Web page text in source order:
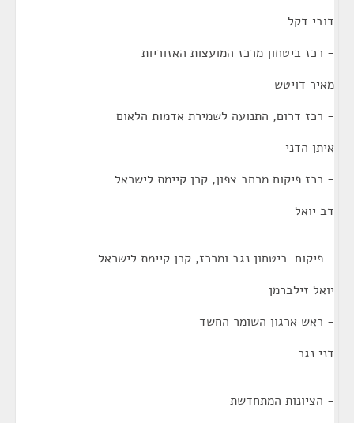
דובי דקל
- רכז ביטחון מרכז המועצות האזוריות
מאיר דויטש
- רכז דרום, התנועה לשמירת אדמות הלאום
איתן הדני
- רכז פיקוח מרחב צפון, קרן קיימת לישראל
דב יואל
- פיקוח-ביטחון נגב ומרכז, קרן קיימת לישראל
יואל זילברמן
- ראש ארגון השומר החשד
דני נגר
- הציונות המתחדשת